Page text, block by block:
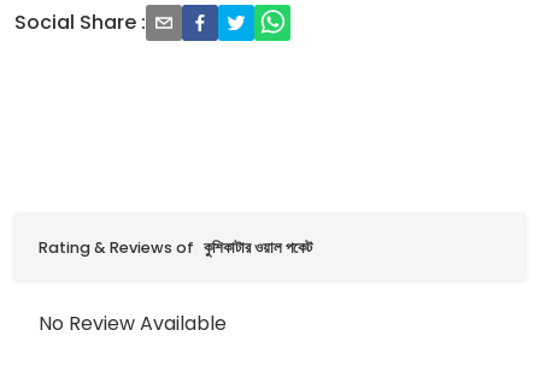
Social Share :
Rating & Reviews of কুশিকাটার ওয়াল পকেট
No Review Available